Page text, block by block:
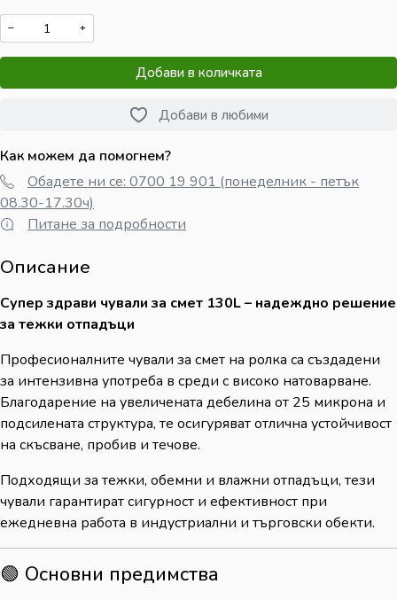
− +
Добави в количката
Добави в любими
Как можем да помогнем?
Обадете ни се: 0700 19 901 (понеделник - петък
08.30-17.30ч)
Питане за подробности
Описание
Супер здрави чували за смет 130L – надеждно решение
за тежки отпадъци
Професионалните чували за смет на ролка са създадени
за интензивна употреба в среди с високо натоварване.
Благодарение на увеличената дебелина от 25 микрона и
подсилената структура, те осигуряват отлична устойчивост
на скъсване, пробив и течове.
Подходящи за тежки, обемни и влажни отпадъци, тези
чували гарантират сигурност и ефективност при
ежедневна работа в индустриални и търговски обекти.
🟢 Основни предимства